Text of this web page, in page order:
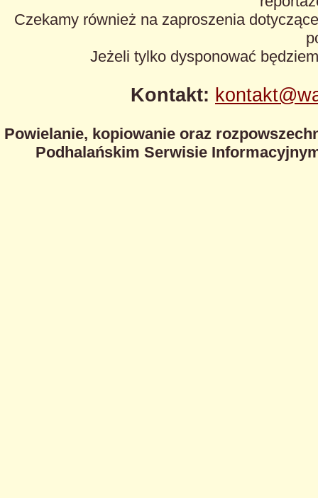
Czekamy również na zaproszenia
Jeżeli tylko dysponować
Kontakt:
Powielanie, kopiowanie oraz
Podhalańskim Serwisie